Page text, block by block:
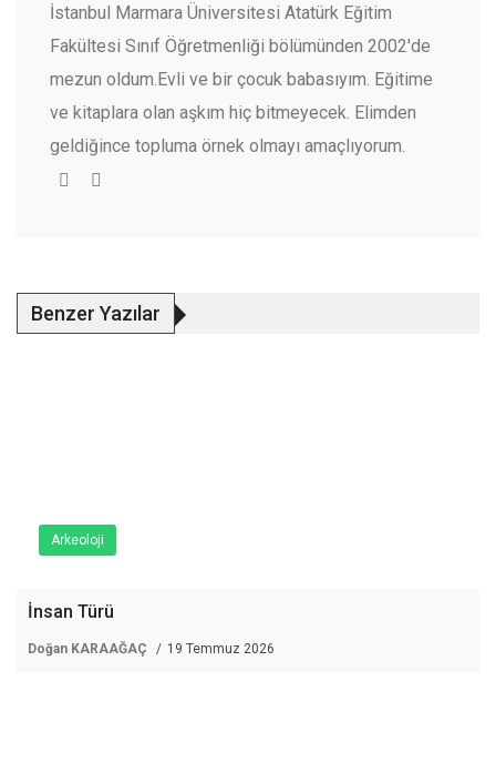
İstanbul Marmara Üniversitesi Atatürk Eğitim
Fakültesi Sınıf Öğretmenliği bölümünden 2002'de
mezun oldum.Evli ve bir çocuk babasıyım. Eğitime
ve kitaplara olan aşkım hiç bitmeyecek. Elimden
geldiğince topluma örnek olmayı amaçlıyorum.
Benzer Yazılar
Arkeoloji
İnsan Türü
Doğan KARAAĞAÇ 19 Temmuz 2026